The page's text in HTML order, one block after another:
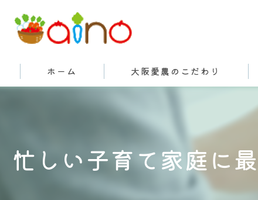
ホーム 大阪愛農のこだわり
有機栽培とは
忙しい子育て家庭に